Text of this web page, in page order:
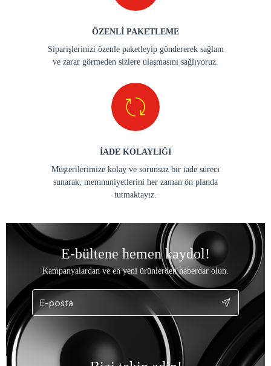
ÖZENLİ PAKETLEME
Siparişlerinizi özenle paketleyip göndererek sağlam
ve zarar görmeden sizlere ulaşmasını sağlıyoruz.
İADE KOLAYLIĞI
Müşterilerimize kolay ve sorunsuz bir iade süreci
sunarak, memnuniyetlerini her zaman ön planda
tutmaktayız.
E-bültene hemen kaydol!
Kampanyalardan ve en yeni ürünlerden haberdar olun.